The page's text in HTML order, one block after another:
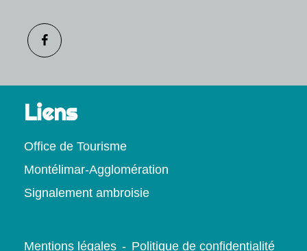
Liens
Office de Tourisme
Montélimar-Agglomération
Signalement ambroisie
Mentions légales - Politique de confidentialité